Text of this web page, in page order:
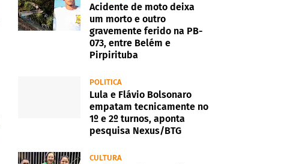
Acidente de moto deixa
um morto e outro
gravemente ferido na PB-
073, entre Belém e
Pirpirituba
POLITICA
Lula e Flávio Bolsonaro
empatam tecnicamente no
1º e 2º turnos, aponta
pesquisa Nexus/BTG
CULTURA